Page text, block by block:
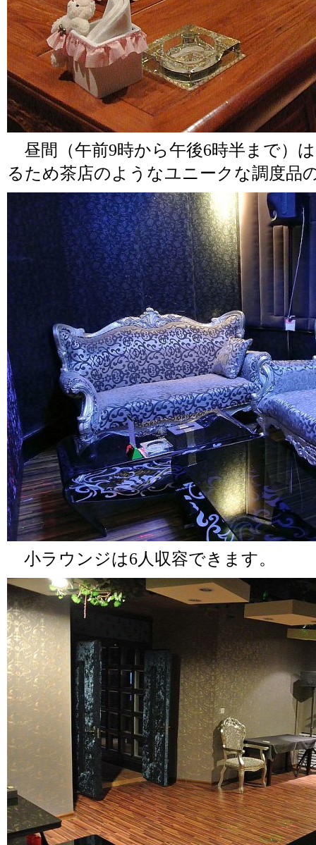
昼間（午前9時から午後6時半まで）
るため茶店のようなユニークな調度品
小ラウンジは6人収容できます。